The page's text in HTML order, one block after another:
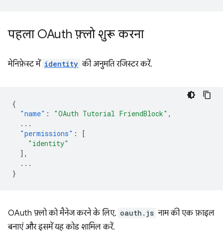
पहला OAuth फ़्लो शुरू करना
मेनिफ़ेस्ट में identity की अनुमति रजिस्टर करें.
{
"name" : "OAuth Tutorial FriendBlock" ,
...
"permissions" :
[
"identity"
],
...
}
OAuth फ़्लो को मैनेज करने के लिए, oauth.js नाम की एक फ़ाइल
बनाएं और इसमें यह कोड शामिल करें.